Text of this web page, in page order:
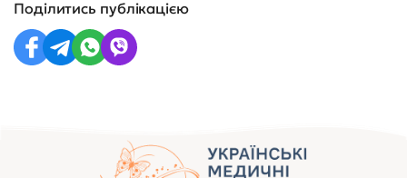
Поділитись публікацією